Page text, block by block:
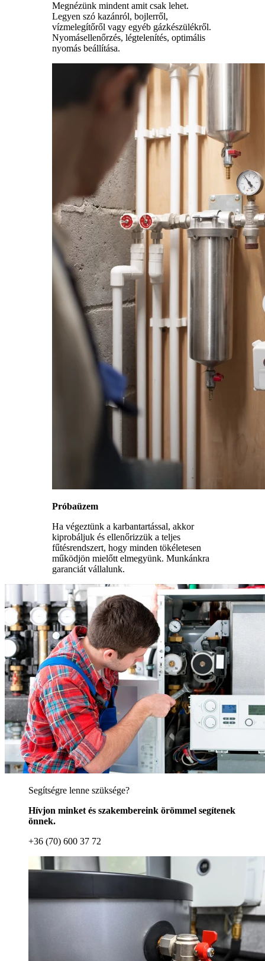
Megnézünk mindent amit csak lehet.
Legyen szó kazánról, bojlerről,
vízmelegítőről vagy egyéb gázkészülékről.
Nyomásellenőrzés, légtelenítés, optimális
nyomás beállítása.
Próbaüzem
Ha végeztünk a karbantartással, akkor
kiprobáljuk és ellenőrizzük a teljes
fűtésrendszert, hogy minden tökéletesen
működjön mielőtt elmegyünk. Munkánkra
garanciát vállalunk.
Segítségre lenne szüksége?
Hívjon minket és szakembereink örömmel segítenek
önnek.
+36 (70) 600 37 72